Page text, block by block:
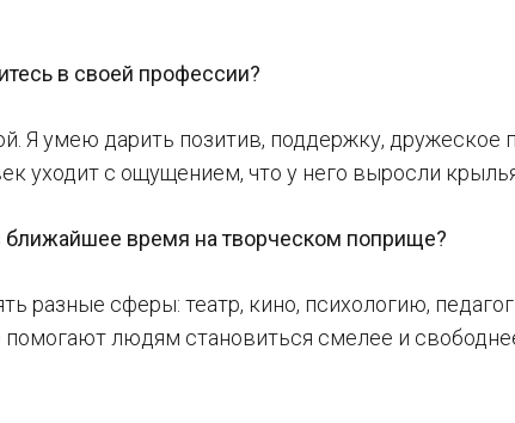
в своей профессии?
Я умею дарить позитив, поддержку, дружеское
уходит с ощущением, что у него выросли
ближайшее время на творческом поприще?
разные сферы: театр, кино, психологию,
помогают людям становиться смелее и